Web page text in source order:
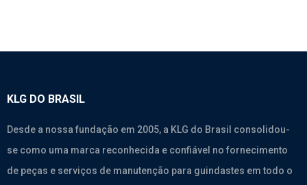
KLG DO BRASIL
Desde a nossa fundação em 2005, a KLG do Brasil consolidou-
se como uma marca reconhecida e confiável no fornecimento
de peças e serviços de manutenção para guindastes em todo o